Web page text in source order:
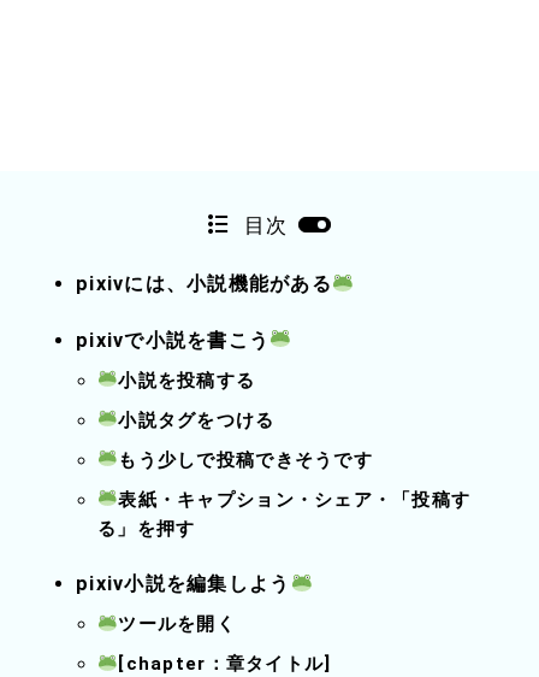
目次
pixivには、小説機能がある
pixivで小説を書こう
小説を投稿する
小説タグをつける
もう少しで投稿できそうです
表紙・キャプション・シェア・「投稿す
る」を押す
pixiv小説を編集しよう
ツールを開く
[chapter：章タイトル]